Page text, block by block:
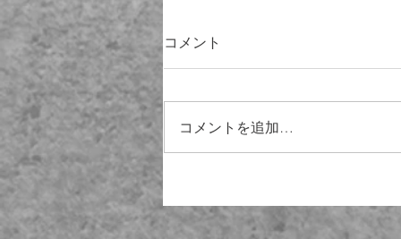
ポ！
コメント
コメントを追加…